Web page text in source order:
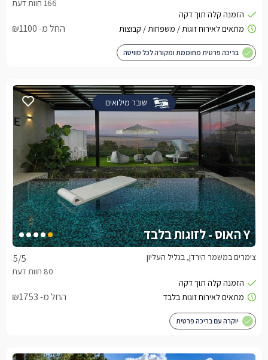
החל מ- ₪1100
בריכה פרטית מחוממת ומקורה לכל סוויטה
שובר מילואים
Y האוס - לזוגות בלבד
5/5 צימרים במשמר הירדן, בגליל העליון
החל מ- ₪1753
יוקרה עם בריכה פרטית